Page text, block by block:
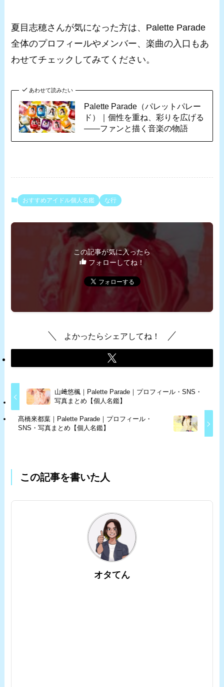
夏目志穂さんが気になった方は、Palette Parade
全体のプロフィールやメンバー、楽曲の入口もあ
わせてチェックしてみてください。
あわせて読みたい
Palette Parade（パレットパレー
ド）｜個性を重ね、彩りを広げる
――ファンと描く音楽の物語
おすすめアイドル個人名鑑 な行
この記事が気に入ったら
フォローしてね！
よかったらシェアしてね！
山﨑悠楓｜Palette Parade｜プロフィール・SNS・
写真まとめ【個人名鑑】
髙橋來都葉｜Palette Parade｜プロフィール・
SNS・写真まとめ【個人名鑑】
この記事を書いた人
オタてん